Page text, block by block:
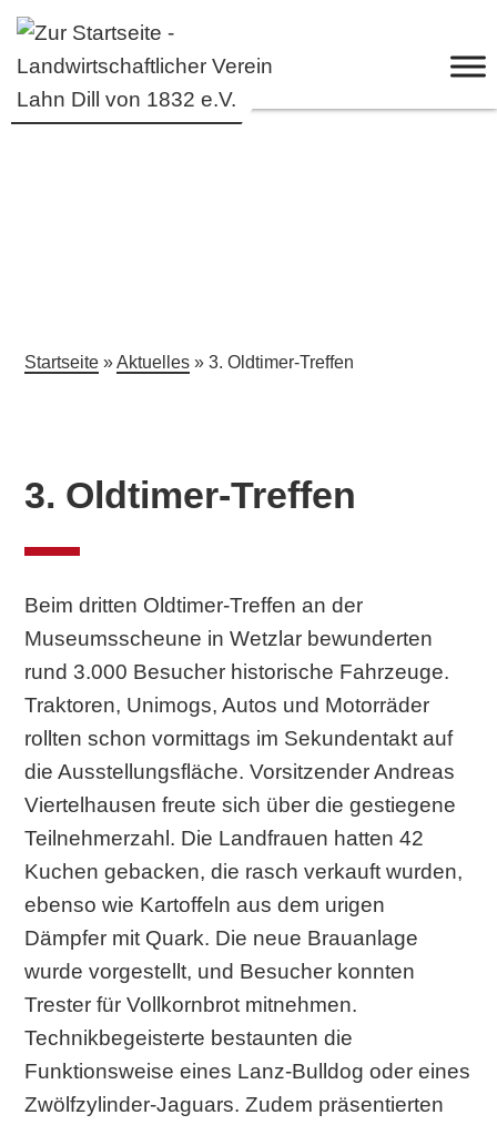
Startseite »Aktuelles » 3. Oldtimer-Treffen
3. Oldtimer-Treffen
Beim dritten Oldtimer-Treffen an der
Museumsscheune in Wetzlar bewunderten
rund 3.000 Besucher historische Fahrzeuge.
Traktoren, Unimogs, Autos und Motorräder
rollten schon vormittags im Sekundentakt auf
die Ausstellungsfläche. Vorsitzender Andreas
Viertelhausen freute sich über die gestiegene
Teilnehmerzahl. Die Landfrauen hatten 42
Kuchen gebacken, die rasch verkauft wurden,
ebenso wie Kartoffeln aus dem urigen
Dämpfer mit Quark. Die neue Brauanlage
wurde vorgestellt, und Besucher konnten
Trester für Vollkornbrot mitnehmen.
Technikbegeisterte bestaunten die
Funktionsweise eines Lanz-Bulldog oder eines
Zwölfzylinder-Jaguars. Zudem präsentierten